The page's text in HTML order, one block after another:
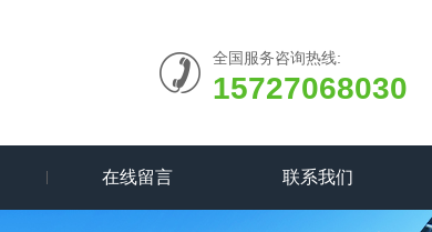
全国服务咨询热线:
15727068030
在线留言 联系我们